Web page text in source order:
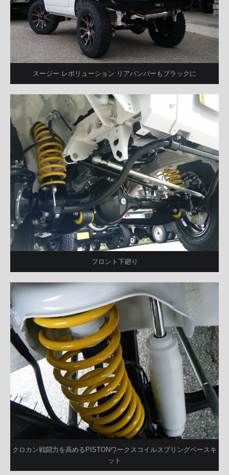
スージー レボリューション リアバンパーもブラックに
フロント下廻り
クロカン戦闘力を高めるPISTONワークスコイルスプリングベースキ
ット